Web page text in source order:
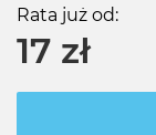
Rata już od:
17 zł